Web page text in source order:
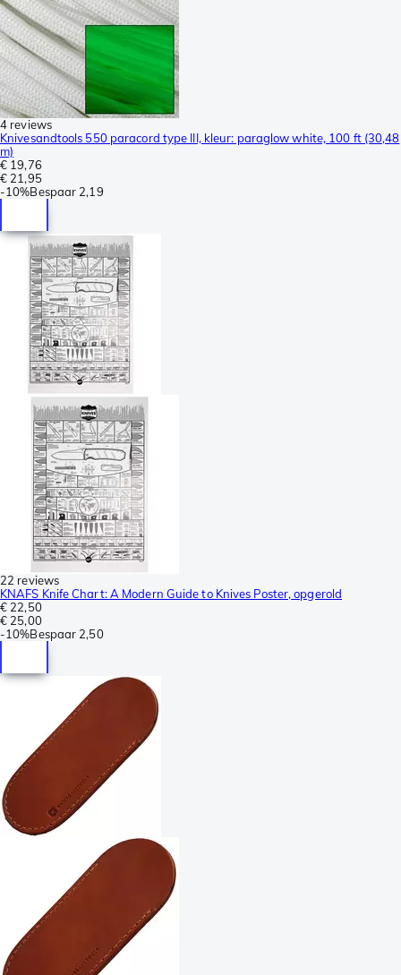
4 reviews
Knivesandtools 550 paracord type III, kleur: paraglow white, 100 ft (30,48
m)
€ 19,76
€ 21,95
-10%Bespaar 2,19
22 reviews
KNAFS Knife Chart: A Modern Guide to Knives Poster, opgerold
€ 22,50
€ 25,00
-10%Bespaar 2,50